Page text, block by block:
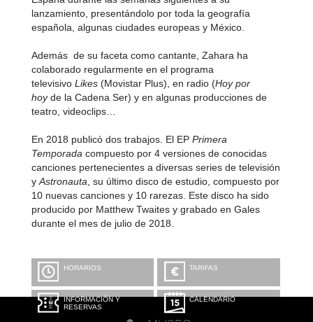
lanzamiento, presentándolo por toda la geografía
española, algunas ciudades europeas y México.
Además de su faceta como cantante, Zahara ha
colaborado regularmente en el programa
televisivo Likes(Movistar Plus), en radio (Hoy por
hoyde la Cadena Ser) y en algunas producciones de
teatro, videoclips…
En 2018 publicó dos trabajos. El EP Primera
Temporada compuesto por 4 versiones de conocidas
canciones pertenecientes a diversas series de televisión
y Astronauta , su último disco de estudio, compuesto por
10 nuevas canciones y 10 rarezas. Este disco ha sido
producido por Matthew Twaites y grabado en Gales
durante el mes de julio de 2018.
HORARIOS TARIFAS
INFORMACIÓN Y
RESERVAS
CALENDARIO